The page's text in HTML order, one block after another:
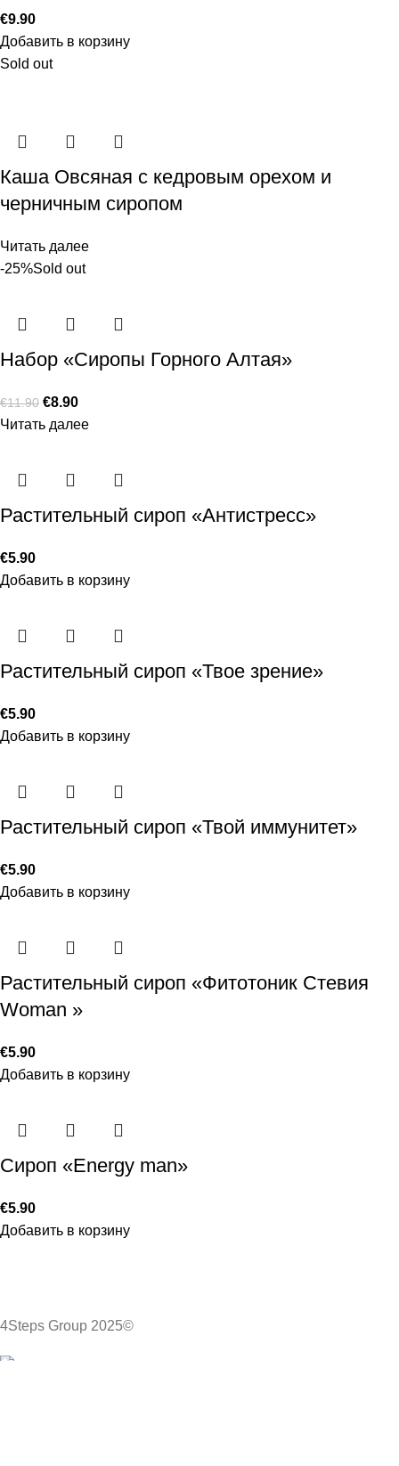
€9.90
Добавить в корзину
Sold out
Каша Овсяная с кедровым орехом и
черничным сиропом
Читать далее
-25%Sold out
Набор «Сиропы Горного Алтая»
€11.90 €8.90
Читать далее
Растительный сироп «Антистресс»
€5.90
Добавить в корзину
Растительный сироп «Твое зрение»
€5.90
Добавить в корзину
Растительный сироп «Твой иммунитет»
€5.90
Добавить в корзину
Растительный сироп «Фитотоник Стевия
Woman »
€5.90
Добавить в корзину
Сироп «Energy man»
€5.90
Добавить в корзину
4Steps Group 2025©